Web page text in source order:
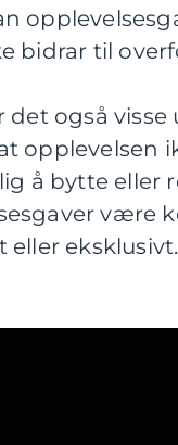
bidrar til
det også
opplevelsen
å bytte eller
være
eller eksklusivt.